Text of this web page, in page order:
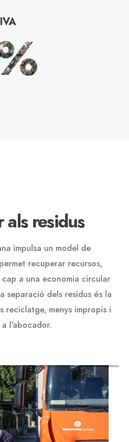
als residus
impulsa un model de
recuperar recursos,
a una economia circular
separació dels residus és la
reciclatge, menys impropis i
a l'abocador.